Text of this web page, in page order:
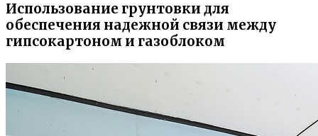
Использование грунтовки для
обеспечения надежной связи между
гипсокартоном и газоблоком